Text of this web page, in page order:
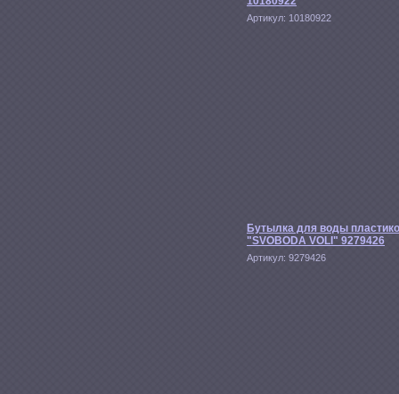
Артикул: 10180922
Бутылка для воды
"SVOBODA VOLI" 9279426
Артикул: 9279426